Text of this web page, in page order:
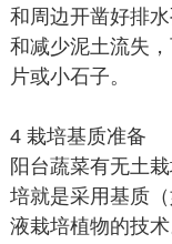
和周边开凿好排
和减少泥土流失
片或小石子。
4 栽培基质准备
阳台蔬菜有无土
培就是采用基质
液栽培植物的技